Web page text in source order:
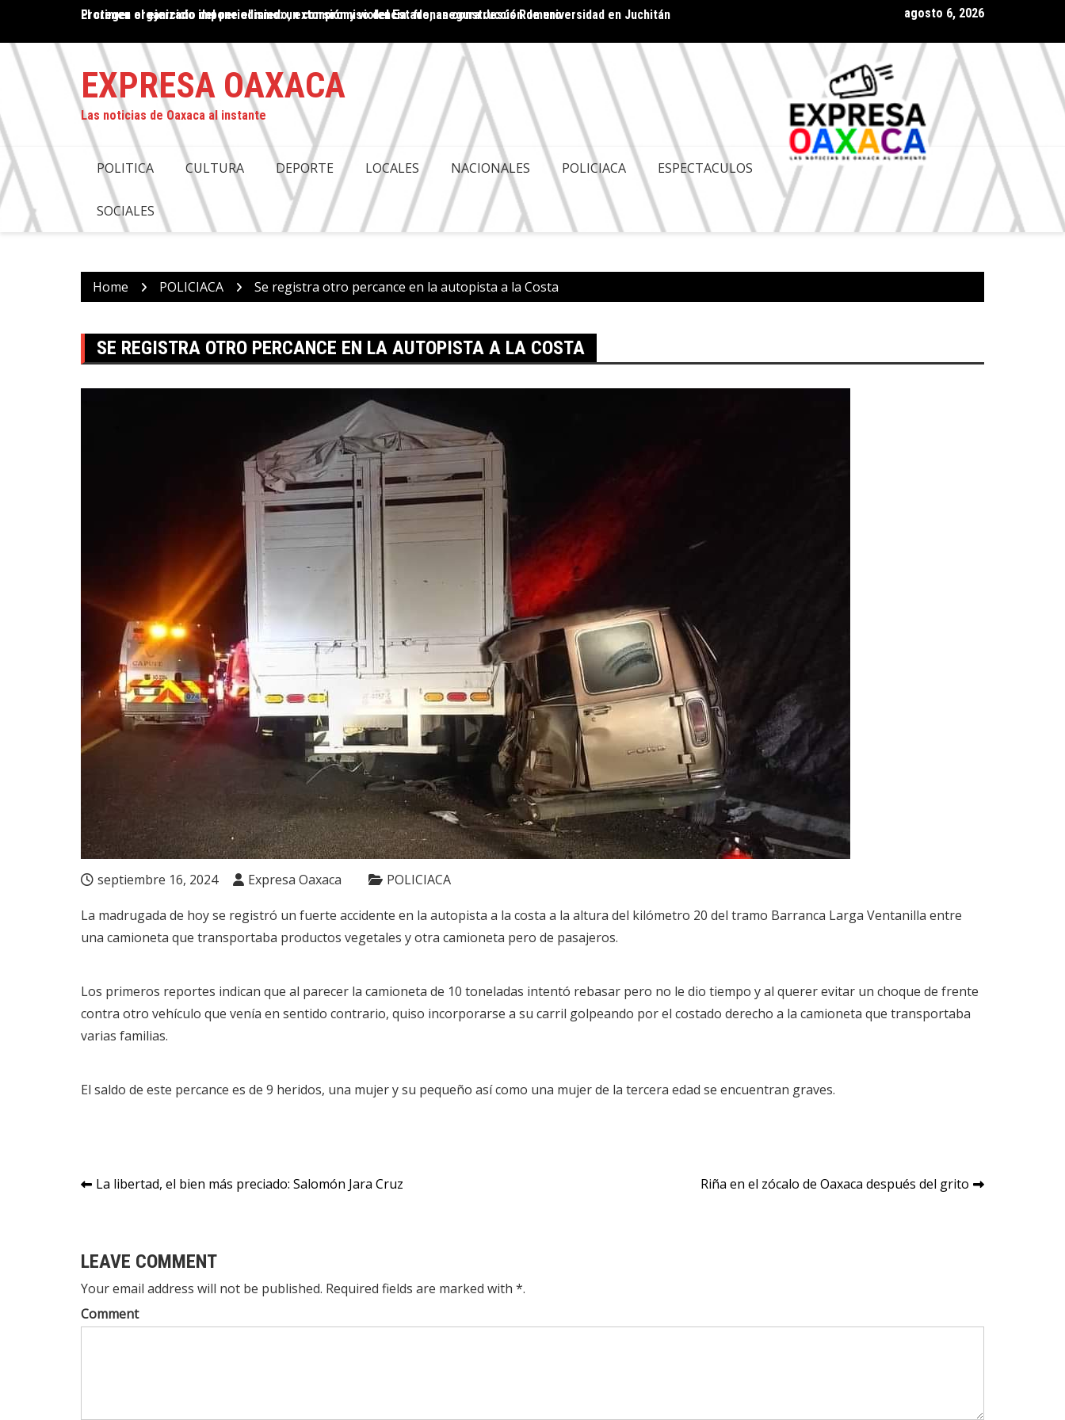
content
Proteger el ejercicio del periodismo: un compromiso del Estado, asegura Jesús Romero
El crimen organizado impone el miedo, extorsión y violencia: frenan construcción de universidad en Juchitán
PROPUESTA DE DESAPARICIÓN DE PODERES EN OAXACA ES
agosto 6, 2026
EXPRESA OAXACA
Las noticias de Oaxaca al instante
POLITICA CULTURA DEPORTE LOCALES NACIONALES POLICIACA ESPECTACULOS
SOCIALES
Home POLICIACA Se registra otro percance en la autopista a la Costa
SE REGISTRA OTRO PERCANCE EN LA AUTOPISTA A LA COSTA
septiembre 16, 2024 Expresa Oaxaca POLICIACA
La madrugada de hoy se registró un fuerte accidente en la autopista a la costa a la altura del kilómetro 20 del tramo Barranca Larga Ventanilla entre
una camioneta que transportaba productos vegetales y otra camioneta pero de pasajeros.
Los primeros reportes indican que al parecer la camioneta de 10 toneladas intentó rebasar pero no le dio tiempo y al querer evitar un choque de frente
contra otro vehículo que venía en sentido contrario, quiso incorporarse a su carril golpeando por el costado derecho a la camioneta que transportaba
varias familias.
El saldo de este percance es de 9 heridos, una mujer y su pequeño así como una mujer de la tercera edad se encuentran graves.
Navegación
La libertad, el bien más preciado: Salomón Jara Cruz Riña en el zócalo de Oaxaca después del grito
LEAVE COMMENT
Your email address will not be published. Required fields are marked with *.
Comment